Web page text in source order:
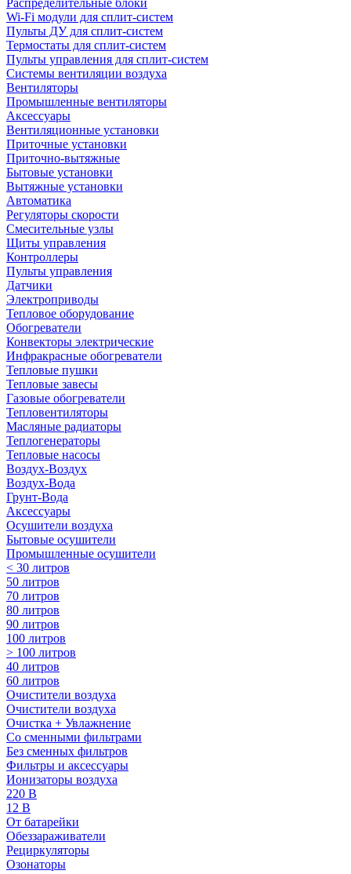
Распределительные блоки
Wi-Fi модули для сплит-систем
Пульты ДУ для сплит-систем
Термостаты для сплит-систем
Пульты управления для сплит-систем
Системы вентиляции воздуха
Вентиляторы
Промышленные вентиляторы
Аксессуары
Вентиляционные установки
Приточные установки
Приточно-вытяжные
Бытовые установки
Вытяжные установки
Автоматика
Регуляторы скорости
Смесительные узлы
Щиты управления
Контроллеры
Пульты управления
Датчики
Электроприводы
Тепловое оборудование
Обогреватели
Конвекторы электрические
Инфракрасные обогреватели
Тепловые пушки
Тепловые завесы
Газовые обогреватели
Тепловентиляторы
Масляные радиаторы
Теплогенераторы
Тепловые насосы
Воздух-Воздух
Воздух-Вода
Грунт-Вода
Аксессуары
Осушители воздуха
Бытовые осушители
Промышленные осушители
< 30 литров
50 литров
70 литров
80 литров
90 литров
100 литров
> 100 литров
40 литров
60 литров
Очистители воздуха
Очистители воздуха
Очистка + Увлажнение
Cо сменными фильтрами
Без сменных фильтров
Фильтры и аксессуары
Ионизаторы воздуха
220 В
12 В
От батарейки
Обеззараживатели
Рециркуляторы
Озонаторы